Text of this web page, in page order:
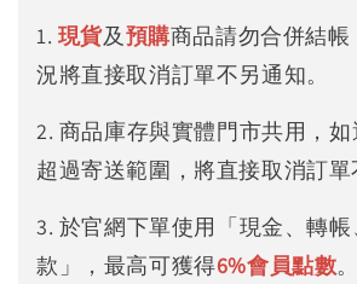
1. 現貨及預購商品請勿合併結
況將直接取消訂單不另通知。
2. 商品庫存與實體門市共用，
超過寄送範圍，將直接取消訂單
3. 於官網下單使用「現金、轉
款」，最高可獲得6%會員點數。